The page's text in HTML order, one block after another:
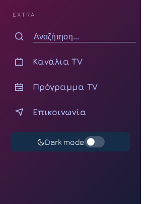
EXTRA
Κανάλια TV
Πρόγραμμα TV
Επικοινωνία
Dark mode